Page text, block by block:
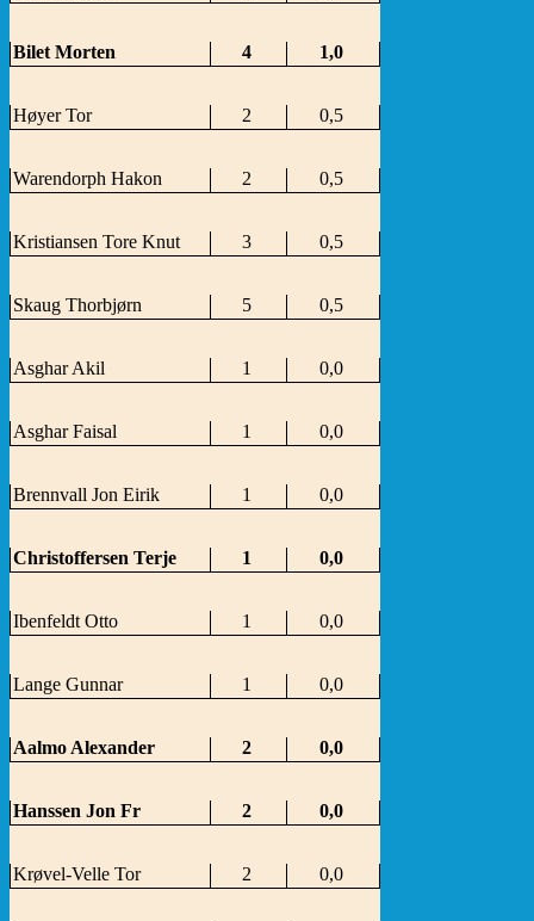
Bilet Morten 4 1,0
Høyer Tor 2 0,5
Warendorph Hakon 2 0,5
Kristiansen Tore Knut 3 0,5
Skaug Thorbjørn 5 0,5
Asghar Akil 1 0,0
Asghar Faisal 1 0,0
Brennvall Jon Eirik 1 0,0
Christoffersen Terje 1 0,0
Ibenfeldt Otto 1 0,0
Lange Gunnar 1 0,0
Aalmo Alexander 2 0,0
Hanssen Jon Fr 2 0,0
Krøvel-Velle Tor 2 0,0